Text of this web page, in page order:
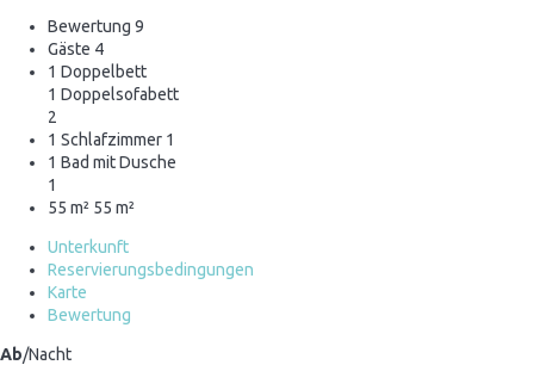
Bewertung 9
Gäste 4
1 Doppelbett
1 Doppelsofabett
2
1 Schlafzimmer 1
1 Bad mit Dusche
1
55 m² 55 m²
Unterkunft
Reservierungsbedingungen
Karte
Bewertung
Ab/Nacht